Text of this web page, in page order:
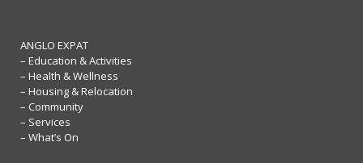
ANGLO EXPAT
– Education & Activities
– Health & Wellness
– Housing & Relocation
– Community
– Services
– What’s On